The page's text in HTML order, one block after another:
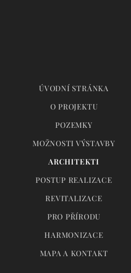
ÚVODNÍ STRÁNKA
O PROJEKTU
POZEMKY
MOŽNOSTI VÝSTAVBY
ARCHITEKTI
POSTUP REALIZACE
REVITALIZACE
PRO PŘÍRODU
HARMONIZACE
MAPA A KONTAKT